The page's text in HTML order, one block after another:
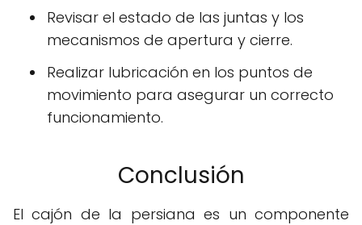
Revisar el estado de las juntas y los
mecanismos de apertura y cierre.
Realizar lubricación en los puntos de
movimiento para asegurar un correcto
funcionamiento.
Conclusión
El cajón de la persiana es un componente